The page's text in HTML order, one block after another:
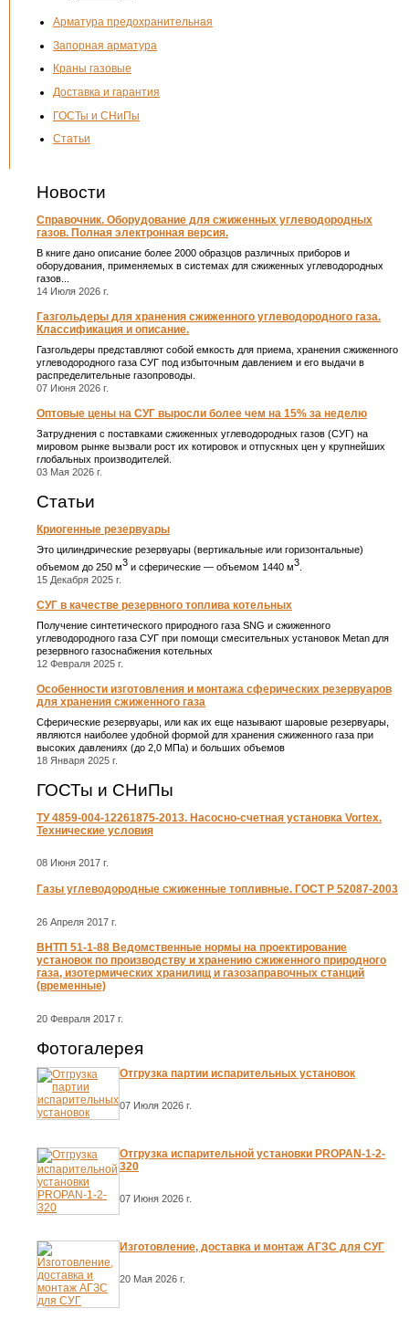
Арматура предохранительная
Запорная арматура
Краны газовые
Доставка и гарантия
ГОСТы и СНиПы
Статьи
Новости
Справочник. Оборудование для сжиженных углеводородных
газов. Полная электронная версия.
В книге дано описание более 2000 образцов различных приборов и
оборудования, применяемых в системах для сжиженных углеводородных
газов...
14 Июля 2026 г.
Газгольдеры для хранения сжиженного углеводородного газа.
Классификация и описание.
Газгольдеры представляют собой емкость для приема, хранения сжиженного
углеводородного газа СУГ под избыточным давлением и его выдачи в
распределительные газопроводы.
07 Июня 2026 г.
Оптовые цены на СУГ выросли более чем на 15% за неделю
Затруднения с поставками сжиженных углеводородных газов (СУГ) на
мировом рынке вызвали рост их котировок и отпускных цен у крупнейших
глобальных производителей.
03 Мая 2026 г.
Статьи
Криогенные резервуары
Это цилиндрические резервуары (вертикальные или горизонтальные)
объемом до 250 м3 и сферические ― объемом 1440 м3
15 Декабря 2025 г.
СУГ в качестве резервного топлива котельных
Получение синтетического природного газа SNG и сжиженного
углеводородного газа СУГ при помощи смесительных установок Metan для
резервного газоснабжения котельных
12 Февраля 2025 г.
Особенности изготовления и монтажа сферических резервуаров
для хранения сжиженного газа
Сферические резервуары, или как их еще называют шаровые резервуары,
являются наиболее удобной формой для хранения сжиженного газа при
высоких давлениях (до 2,0 МПа) и больших объемов
18 Января 2025 г.
ГОСТы и СНиПы
ТУ 4859-004-12261875-2013. Насосно-счетная установка Vortex.
Технические условия
08 Июня 2017 г.
Газы углеводородные сжиженные топливные. ГОСТ Р 52087-2003
26 Апреля 2017 г.
ВНТП 51-1-88 Ведомственные нормы на проектирование
установок по производству и хранению сжиженного природного
газа, изотермических хранилищ и газозаправочных станций
(временные)
20 Февраля 2017 г.
Фотогалерея
Отгрузка партии испарительных установок
07 Июля 2026 г.
Отгрузка испарительной установки PROPAN-1-2-
320
07 Июня 2026 г.
Изготовление, доставка и монтаж АГЗС для СУГ
20 Мая 2026 г.